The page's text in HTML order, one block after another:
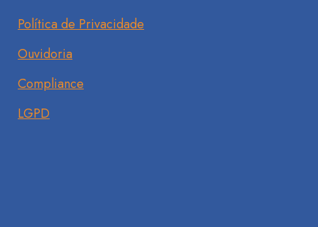
Política de Privacidade
Ouvidoria
Compliance
LGPD